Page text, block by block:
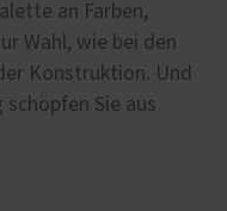
an Farben,
Wahl, wie bei den
Konstruktion. Und
Sie aus